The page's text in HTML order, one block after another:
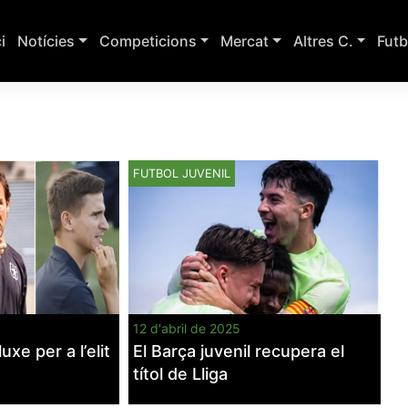
Notícies Competicions Mercat Altres C.
per a l’elit
FUTBOL JUVENIL
12 d'abril de 2025
El Barça juvenil recupera el
títol de Lliga